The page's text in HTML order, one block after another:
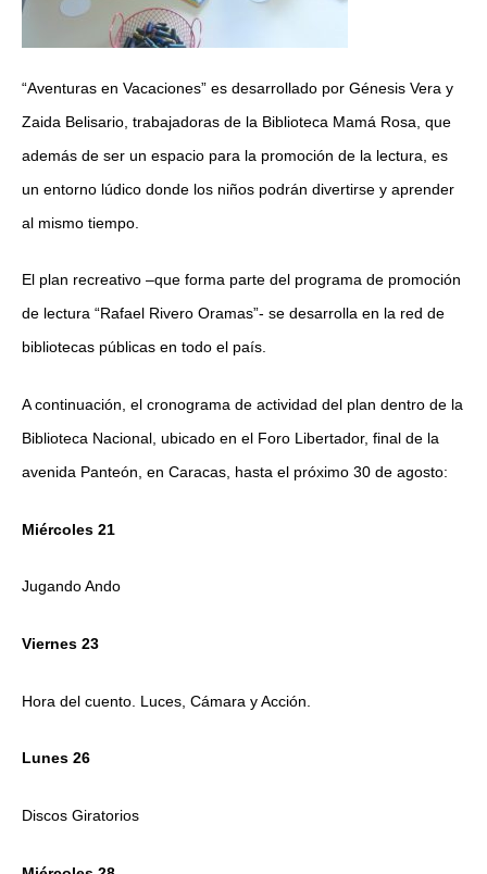
“Aventuras en Vacaciones” es desarrollado por Génesis Vera y
Zaida Belisario, trabajadoras de la Biblioteca Mamá Rosa, que
además de ser un espacio para la promoción de la lectura, es
un entorno lúdico donde los niños podrán divertirse y aprender
al mismo tiempo.
El plan recreativo –que forma parte del programa de promoción
de lectura “Rafael Rivero Oramas”- se desarrolla en la red de
bibliotecas públicas en todo el país.
A continuación, el cronograma de actividad del plan dentro de la
Biblioteca Nacional, ubicado en el Foro Libertador, final de la
avenida Panteón, en Caracas, hasta el próximo 30 de agosto:
Miércoles 21
Jugando Ando
Viernes 23
Hora del cuento. Luces, Cámara y Acción.
Lunes 26
Discos Giratorios